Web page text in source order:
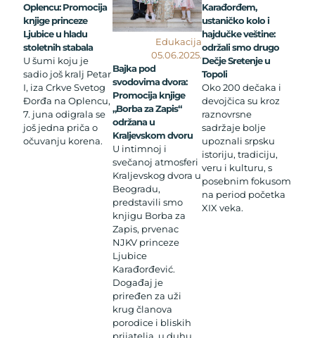
Oplencu: Promocija
knjige princeze
Ljubice u hladu
stoletnih stabala
U šumi koju je
sadio još kralj Petar
I, iza Crkve Svetog
Đorđa na Oplencu,
7. juna odigrala se
još jedna priča o
očuvanju korena.
Edukacija
05.06.2025.
Bajka pod
svodovima dvora:
Promocija knjige
„Borba za Zapis“
održana u
Kraljevskom dvoru
U intimnoj i
svečanoj atmosferi
Kraljevskog dvora u
Beogradu,
predstavili smo
knjigu Borba za
Zapis, prvenac
NJKV princeze
Ljubice
Karađorđević.
Događaj je
priređen za uži
krug članova
porodice i bliskih
prijatelja, u duhu
Karađorđem,
ustaničko kolo i
hajdučke veštine:
održali smo drugo
Dečje Sretenje u
Topoli
Oko 200 dečaka i
devojčica su kroz
raznovrsne
sadržaje bolje
upoznali srpsku
istoriju, tradiciju,
veru i kulturu, s
posebnim fokusom
na period početka
XIX veka.